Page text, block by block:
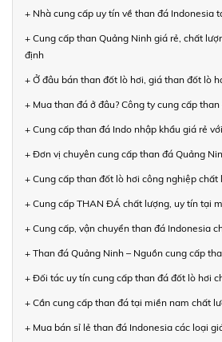
+ Nhà cung cấp uy tín về than đá Indonesia
+ Cung cấp than Quảng Ninh giá rẻ, chất
định
+ Ở đâu bán than đốt lò hơi, giá than đốt lò
+ Mua than đá ở đâu? Công ty cung cấp
+ Cung cấp than đá Indo nhập khẩu giá rẻ
+ Đơn vị chuyên cung cấp than đá Quảng
+ Cung cấp than đốt lò hơi công nghiệp chất
+ Cung cấp THAN ĐÁ chất lượng, uy tín tại
+ Cung cấp, vận chuyển than đá Indonesia
+ Than đá Quảng Ninh – Nguồn cung cấp
+ Đối tác uy tín cung cấp than đá đốt lò hơi
+ Cần cung cấp than đá tại miền nam chất
+ Mua bán sỉ lẻ than đá Indonesia các loại